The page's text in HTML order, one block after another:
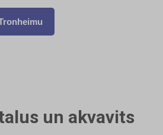
un akvavits